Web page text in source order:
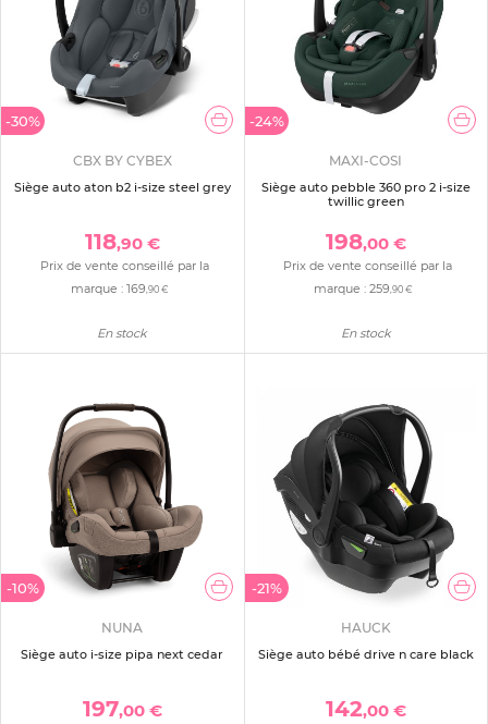
-30%
CBX BY CYBEX
Siège auto aton b2 i-size steel grey
118,90 €
Prix de vente conseillé par la
marque :169,90 €
En stock
-24%
MAXI-COSI
Siège auto pebble 360 pro 2 i-size
twillic green
198,00 €
Prix de vente conseillé par la
marque :259,90 €
En stock
-10%
NUNA
Siège auto i-size pipa next cedar
197,00 €
-21%
HAUCK
Siège auto bébé drive n care black
142,00 €